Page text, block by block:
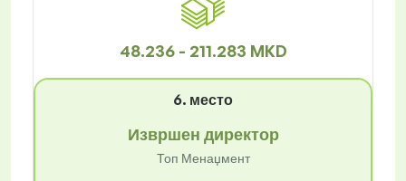
48.236 - 211.283 MKD
6. место
Извршен директор
Топ Менаџмент